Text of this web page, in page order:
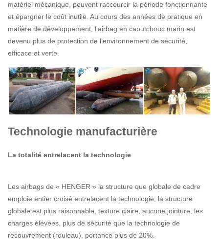
matériel mécanique, peuvent raccourcir la période fonctionnante
et épargner le coût inutile. Au cours des années de pratique en
matière de développement, l'airbag en caoutchouc marin est
devenu plus de protection de l'environnement de sécurité,
efficace et verte.
Technologie manufacturière
La totalité entrelacent la technologie
Les airbags de « HENGER » la structure que globale de cadre
emploie entier croisé entrelacent la technologie, la structure
globale est plus raisonnable, texture claire, aucune jointure, les
charges élevées, plus de sécurité que la technologie de
recouvrement (rouleau), portance plus de 20%.